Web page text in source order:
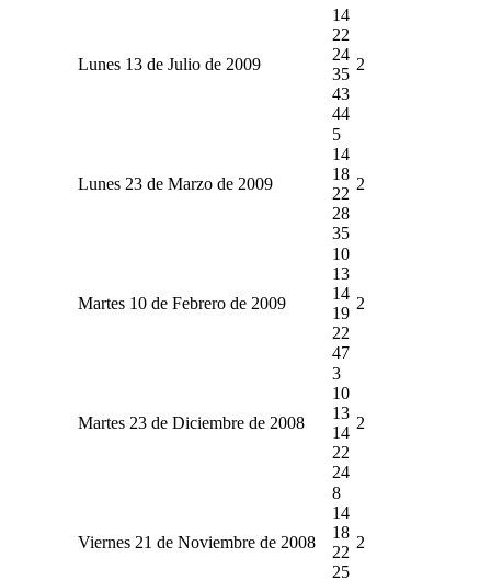
Lunes 13 de Julio de 2009
14
22
24
35
43
44
2
Lunes 23 de Marzo de 2009
5
14
18
22
28
35
2
Martes 10 de Febrero de 2009
10
13
14
19
22
47
2
Martes 23 de Diciembre de 2008
3
10
13
14
22
24
2
Viernes 21 de Noviembre de 2008
8
14
18
22
25
2